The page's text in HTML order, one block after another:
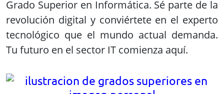
Grado Superior en Informática. Sé parte de la
revolución digital y conviértete en el experto
tecnológico que el mundo actual demanda.
Tu futuro en el sector IT comienza aquí.